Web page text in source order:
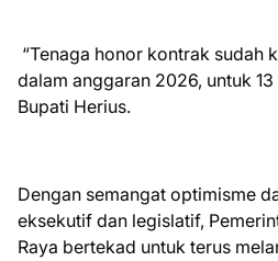
“Tenaga honor kontrak sudah
dalam anggaran 2026, untuk
Bupati Herius.
Dengan semangat optimisme
eksekutif dan legislatif,
Raya bertekad untuk terus